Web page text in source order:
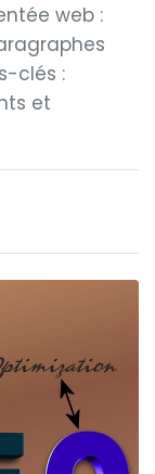
web :
clés :
et